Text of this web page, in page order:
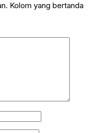
Kolom yang bertanda